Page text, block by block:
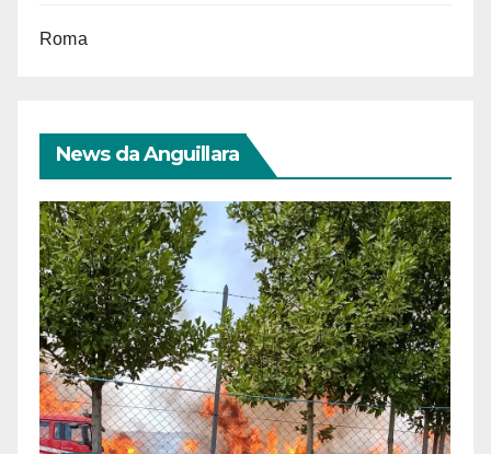
Roma
News da Anguillara